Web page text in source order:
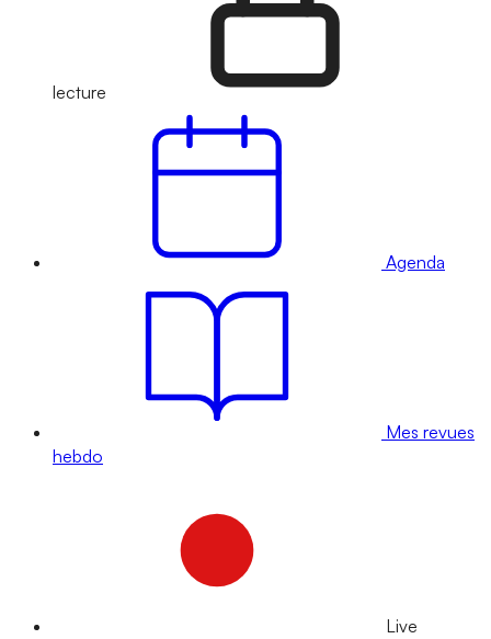
lecture
Agenda
Mes revues
hebdo
Live